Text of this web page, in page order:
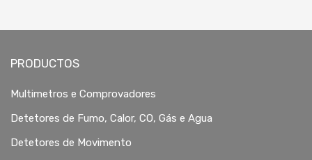
PRODUCTOS
Multimetros e Comprovadores
Detetores de Fumo, Calor, CO, Gás e Agua
Detetores de Movimento